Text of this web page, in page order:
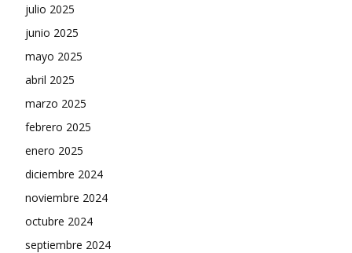
julio 2025
junio 2025
mayo 2025
abril 2025
marzo 2025
febrero 2025
enero 2025
diciembre 2024
noviembre 2024
octubre 2024
septiembre 2024